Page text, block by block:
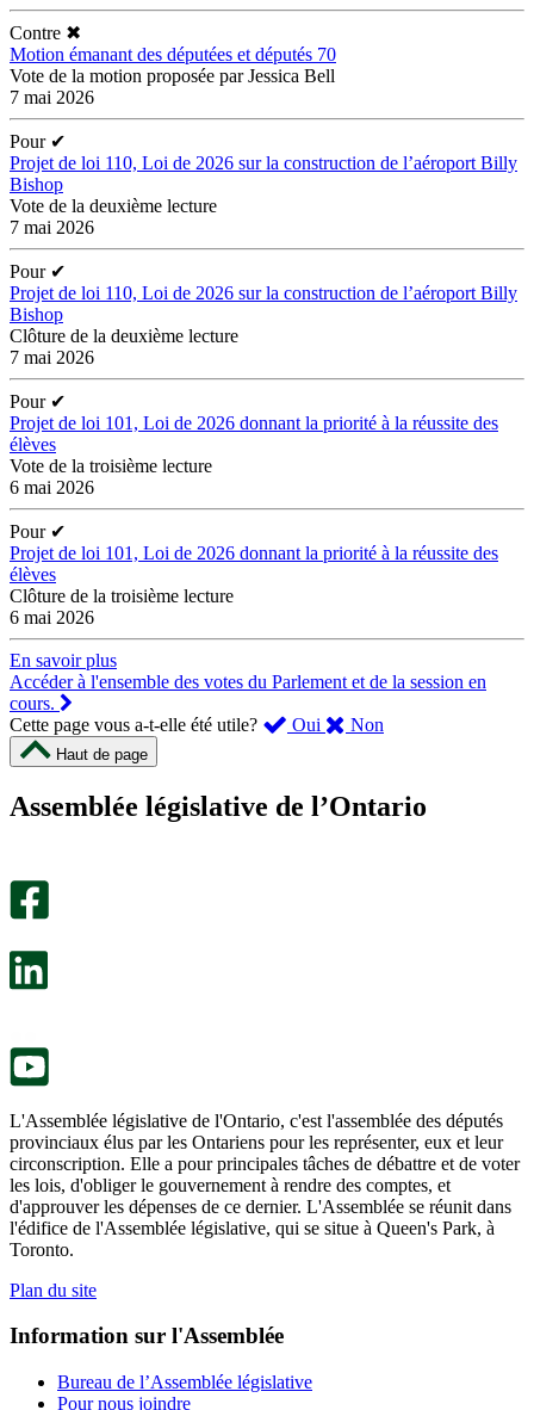
Contre ✖
Motion émanant des députées et députés 70
Vote de la motion proposée par Jessica Bell
7 mai 2026
Pour ✔
Projet de loi 110, Loi de 2026 sur la construction de l’aéroport Billy
Bishop
Vote de la deuxième lecture
7 mai 2026
Pour ✔
Projet de loi 110, Loi de 2026 sur la construction de l’aéroport Billy
Bishop
Clôture de la deuxième lecture
7 mai 2026
Pour ✔
Projet de loi 101, Loi de 2026 donnant la priorité à la réussite des
élèves
Vote de la troisième lecture
6 mai 2026
Pour ✔
Projet de loi 101, Loi de 2026 donnant la priorité à la réussite des
élèves
Clôture de la troisième lecture
6 mai 2026
En savoir plus
Accéder à l'ensemble des votes du Parlement et de la session en
cours.
Cette page vous a-t-elle été utile?
Oui ,
été
Non
m’a
Haut de page
Assemblée législative de l’Ontario
L'Assemblée législative de l'Ontario, c'est l'assemblée des députés
provinciaux élus par les Ontariens pour les représenter, eux et leur
circonscription. Elle a pour principales tâches de débattre et de voter
les lois, d'obliger le gouvernement à rendre des comptes, et
d'approuver les dépenses de ce dernier. L'Assemblée se réunit dans
l'édifice de l'Assemblée législative, qui se situe à Queen's Park, à
Toronto.
Plan du site
Information sur l'Assemblée
Bureau de l’Assemblée législative
Pour nous joindre